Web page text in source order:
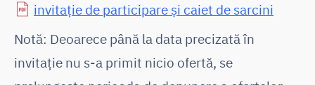
invitație de participare și caiet de sarcini
Notă: Deoarece până la data precizată în
invitație nu s-a primit nicio ofertă, se